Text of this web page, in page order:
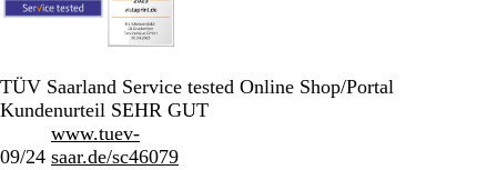
TÜV Saarland Service tested Online Shop/Portal
Kundenurteil SEHR GUT
09/24
www.tuev-
saar.de/sc46079